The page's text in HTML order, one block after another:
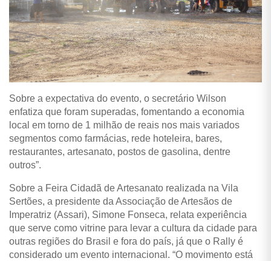
Sobre a expectativa do evento, o secretário Wilson
enfatiza que foram superadas, fomentando a economia
local em torno de 1 milhão de reais nos mais variados
segmentos como farmácias, rede hoteleira, bares,
restaurantes, artesanato, postos de gasolina, dentre
outros”.
Sobre a Feira Cidadã de Artesanato realizada na Vila
Sertões, a presidente da Associação de Artesãos de
Imperatriz (Assari), Simone Fonseca, relata experiência
que serve como vitrine para levar a cultura da cidade para
outras regiões do Brasil e fora do país, já que o Rally é
considerado um evento internacional. “O movimento está